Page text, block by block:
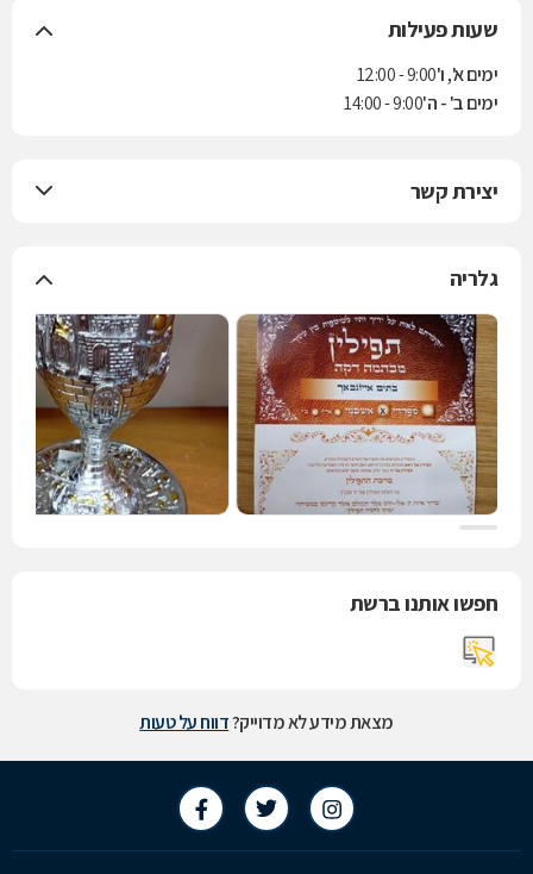
שעות פעילות
ימים א', ו'9:00 - 12:00
ימים ב' - ה'9:00 - 14:00
יצירת קשר
גלריה
חפשו אותנו ברשת
מצאת מידע לא מדוייק?דווח על טעות